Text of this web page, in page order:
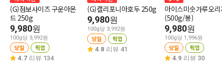
(G)점보사이즈 구운아몬
드 250g
9,980원
100g당 3,992원
당일 픽업
4.7 리뷰 134
(G)캘리포니아호두 250g
9,980원
100g당 3,992원
당일 픽업
4.8 리뷰 41
아이스미숫가루오
(500g/봉)
9,980원
100g당 1,996원
당일 픽업
4.9 리뷰 30